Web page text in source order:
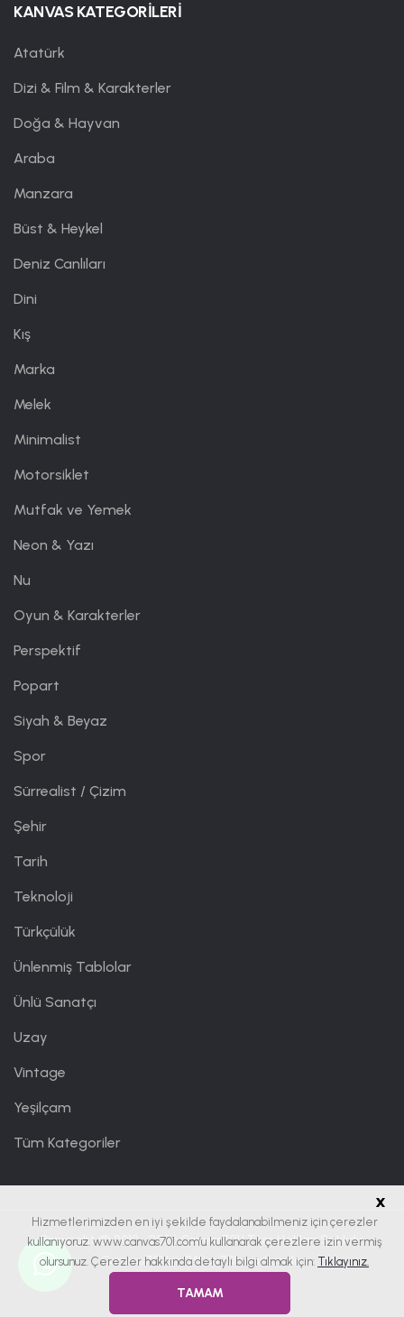
KANVAS KATEGORİLERİ
Atatürk
Dizi & Film & Karakterler
Doğa & Hayvan
Araba
Manzara
Büst & Heykel
Deniz Canlıları
Dini
Kış
Marka
Melek
Minimalist
Motorsiklet
Mutfak ve Yemek
Neon & Yazı
Nu
Oyun & Karakterler
Perspektif
Popart
Siyah & Beyaz
Spor
Sürrealist / Çizim
Şehir
Tarih
Teknoloji
Türkçülük
Ünlenmiş Tablolar
Ünlü Sanatçı
Uzay
Vintage
Yeşilçam
Tüm Kategoriler
Copyright © 2019 - 2026Canvas701| Tüm Hakları Saklıdır.
Canvas701 birOffice701markasıdır.
x
Hizmetlerimizden en iyi şekilde faydalanabilmeniz için çerezler
kullanıyoruz. www.canvas701.com’u kullanarak çerezlere izin vermiş
olursunuz. Çerezler hakkında detaylı bilgi almak için: Tıklayınız.
TAMAM